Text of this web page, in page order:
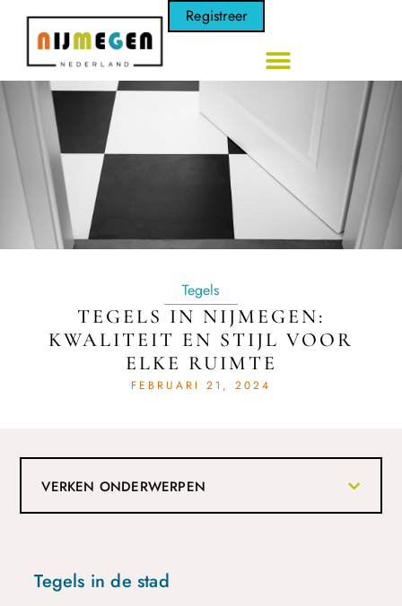
Registreer
Tegels
TEGELS IN NIJMEGEN:
KWALITEIT EN STIJL VOOR
ELKE RUIMTE
FEBRUARI 21, 2024
Tegels in de stad
VERKEN ONDERWERPEN